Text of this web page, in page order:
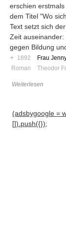
erschien
dem Titel "Wo
Text setzt sich
Zeit auseinander:
gegen Bildung
+ 1892 Frau
Roman
Theodor
Weiterlesen
(adsbygoogle =
[]).push({});